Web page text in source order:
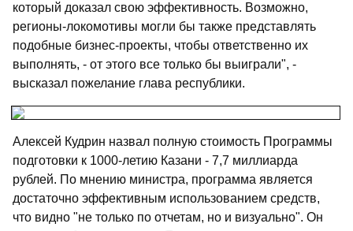
который доказал свою эффективность. Возможно,
регионы-локомотивы могли бы также представлять
подобные бизнес-проекты, чтобы ответственно их
выполнять, - от этого все только бы выиграли", -
высказал пожелание глава республики.
Алексей Кудрин назвал полную стоимость Программы
подготовки к 1000-летию Казани - 7,7 миллиарда
рублей. По мнению министра, программа является
достаточно эффективным использованием средств,
что видно "не только по отчетам, но и визуально". Он